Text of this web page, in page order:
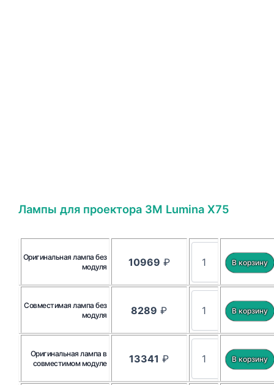
Лампы для проектора 3M Lumina X75
Оригинальная лампа без
модуля
10969 ₽
Совместимая лампа без
модуля
8289 ₽
Оригинальная лампа в
совместимом модуле
13341 ₽